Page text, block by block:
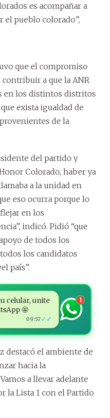
es acompañar a
el pueblo colorado”,
que el compromiso
contribuir a que la ANR
en los distintos distritos
exista igualdad de
de la
del partido y
Colorado, haber ya
a la unidad en
eso ocurra porque lo
en los
indicó. Pidió “que
de todos los
los candidatos
país”.
celular, unite
🤩
09:57 ✓✓
1
destacó el ambiente de
hacia la
a llevar adelante
la Lista 1 con el Partido